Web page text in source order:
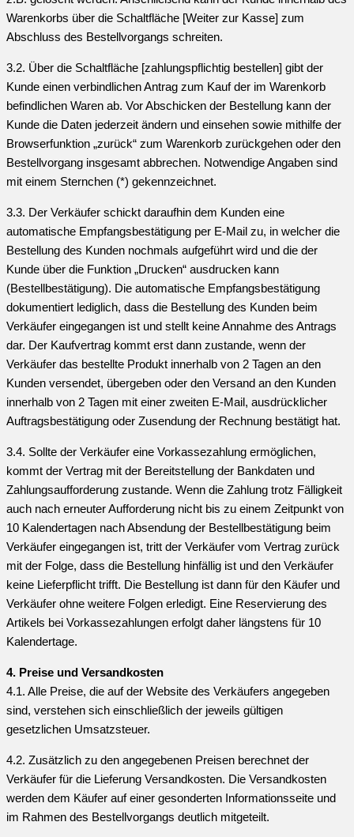
Warenkorbs über die Schaltfläche [Weiter zur Kasse] zum
Abschluss des Bestellvorgangs schreiten.
3.2. Über die Schaltfläche [zahlungspflichtig bestellen] gibt der
Kunde einen verbindlichen Antrag zum Kauf der im Warenkorb
befindlichen Waren ab. Vor Abschicken der Bestellung kann der
Kunde die Daten jederzeit ändern und einsehen sowie mithilfe der
Browserfunktion „zurück“ zum Warenkorb zurückgehen oder den
Bestellvorgang insgesamt abbrechen. Notwendige Angaben sind
mit einem Sternchen (*) gekennzeichnet.
3.3. Der Verkäufer schickt daraufhin dem Kunden eine
automatische Empfangsbestätigung per E-Mail zu, in welcher die
Bestellung des Kunden nochmals aufgeführt wird und die der
Kunde über die Funktion „Drucken“ ausdrucken kann
(Bestellbestätigung). Die automatische Empfangsbestätigung
dokumentiert lediglich, dass die Bestellung des Kunden beim
Verkäufer eingegangen ist und stellt keine Annahme des Antrags
dar. Der Kaufvertrag kommt erst dann zustande, wenn der
Verkäufer das bestellte Produkt innerhalb von 2 Tagen an den
Kunden versendet, übergeben oder den Versand an den Kunden
innerhalb von 2 Tagen mit einer zweiten E-Mail, ausdrücklicher
Auftragsbestätigung oder Zusendung der Rechnung bestätigt hat.
3.4. Sollte der Verkäufer eine Vorkassezahlung ermöglichen,
kommt der Vertrag mit der Bereitstellung der Bankdaten und
Zahlungsaufforderung zustande. Wenn die Zahlung trotz Fälligkeit
auch nach erneuter Aufforderung nicht bis zu einem Zeitpunkt von
10 Kalendertagen nach Absendung der Bestellbestätigung beim
Verkäufer eingegangen ist, tritt der Verkäufer vom Vertrag zurück
mit der Folge, dass die Bestellung hinfällig ist und den Verkäufer
keine Lieferpflicht trifft. Die Bestellung ist dann für den Käufer und
Verkäufer ohne weitere Folgen erledigt. Eine Reservierung des
Artikels bei Vorkassezahlungen erfolgt daher längstens für 10
Kalendertage.
4. Preise und Versandkosten
4.1. Alle Preise, die auf der Website des Verkäufers angegeben
sind, verstehen sich einschließlich der jeweils gültigen
gesetzlichen Umsatzsteuer.
4.2. Zusätzlich zu den angegebenen Preisen berechnet der
Verkäufer für die Lieferung Versandkosten. Die Versandkosten
werden dem Käufer auf einer gesonderten Informationsseite und
im Rahmen des Bestellvorgangs deutlich mitgeteilt.